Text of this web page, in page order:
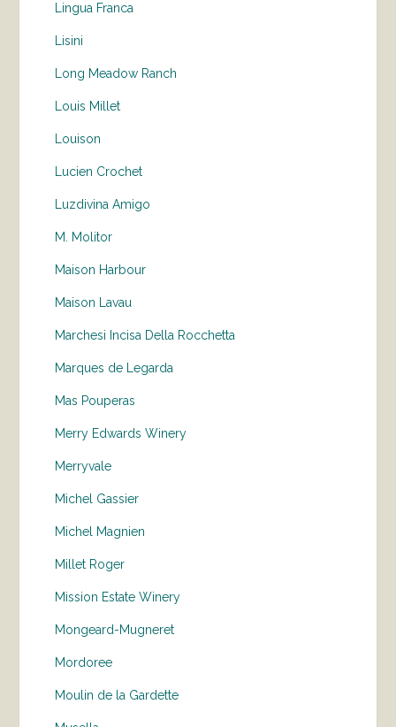
Lingua Franca
Lisini
Long Meadow Ranch
Louis Millet
Louison
Lucien Crochet
Luzdivina Amigo
M. Molitor
Maison Harbour
Maison Lavau
Marchesi Incisa Della Rocchetta
Marques de Legarda
Mas Pouperas
Merry Edwards Winery
Merryvale
Michel Gassier
Michel Magnien
Millet Roger
Mission Estate Winery
Mongeard-Mugneret
Mordoree
Moulin de la Gardette